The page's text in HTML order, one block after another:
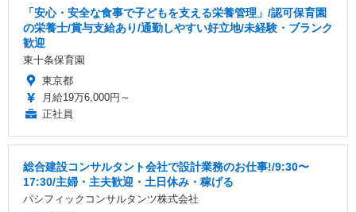
「安心・安全な食事で子どもを支える栄養管理」/認可保育園
の栄養士/賞与支給あり/通勤しやすい好立地/未経験・ブランク
歓迎
東十条保育園
東京都
月給19万6,000円～
正社員
総合建設コンサルタント会社で設計業務のお仕事!/9:30〜
17:30/主婦・主夫歓迎・土日休み・稼げる
パシフィックコンサルタンツ株式会社